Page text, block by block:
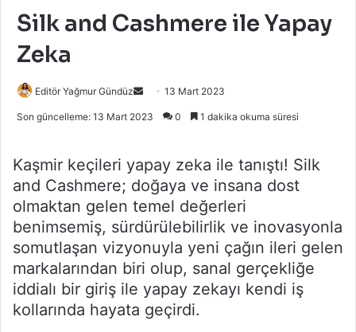
Silk and Cashmere ile Yapay
Zeka
Editör Yağmur Gündüz
Bir
13 Mart 2023
Son güncelleme: 13 Mart 2023 0 1 dakika okuma süresi
Kaşmir keçileri yapay zeka ile tanıştı! Silk
and Cashmere; doğaya ve insana dost
olmaktan gelen temel değerleri
benimsemiş, sürdürülebilirlik ve inovasyonla
somutlaşan vizyonuyla yeni çağın ileri gelen
markalarından biri olup, sanal gerçekliğe
iddialı bir giriş ile yapay zekayı kendi iş
kollarında hayata geçirdi.